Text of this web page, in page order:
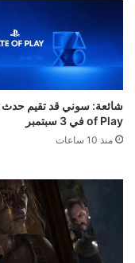
of Play في 3 سبتمبر
منذ 10 ساعات